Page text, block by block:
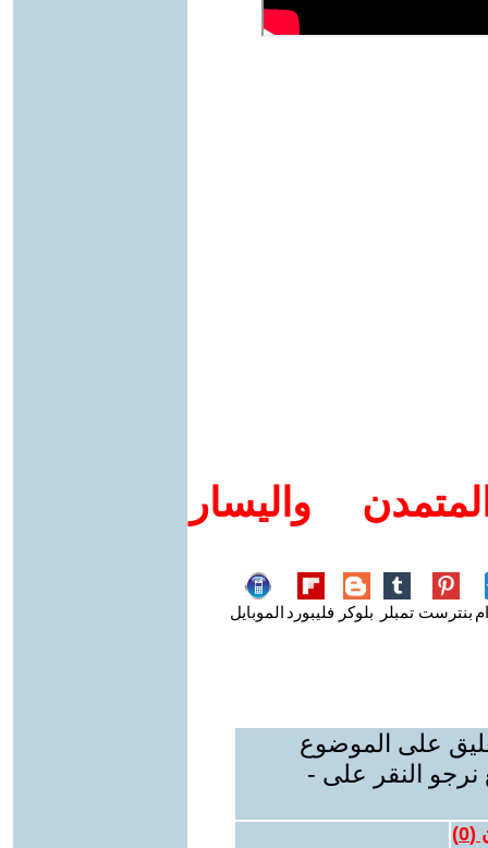
واليسار
بنترست تمبلر بلوكر فليبورد الموبايل
على الموضوع
نرجو النقر على -
(
0
)